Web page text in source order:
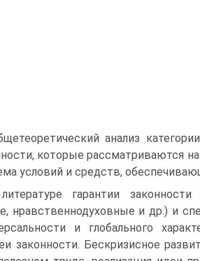
анализ
которые рассматриваются
условий и средств,
гарантии
нравственнодуховные и др.) и
и глобального
законности. Бескризисное